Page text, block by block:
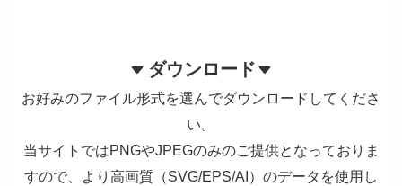
ダウンロード
お好みのファイル形式を選んでダウンロードしてくださ
い。
当サイトではPNGやJPEGのみのご提供となっておりま
すので、より高画質（SVG/EPS/AI）のデータを使用し